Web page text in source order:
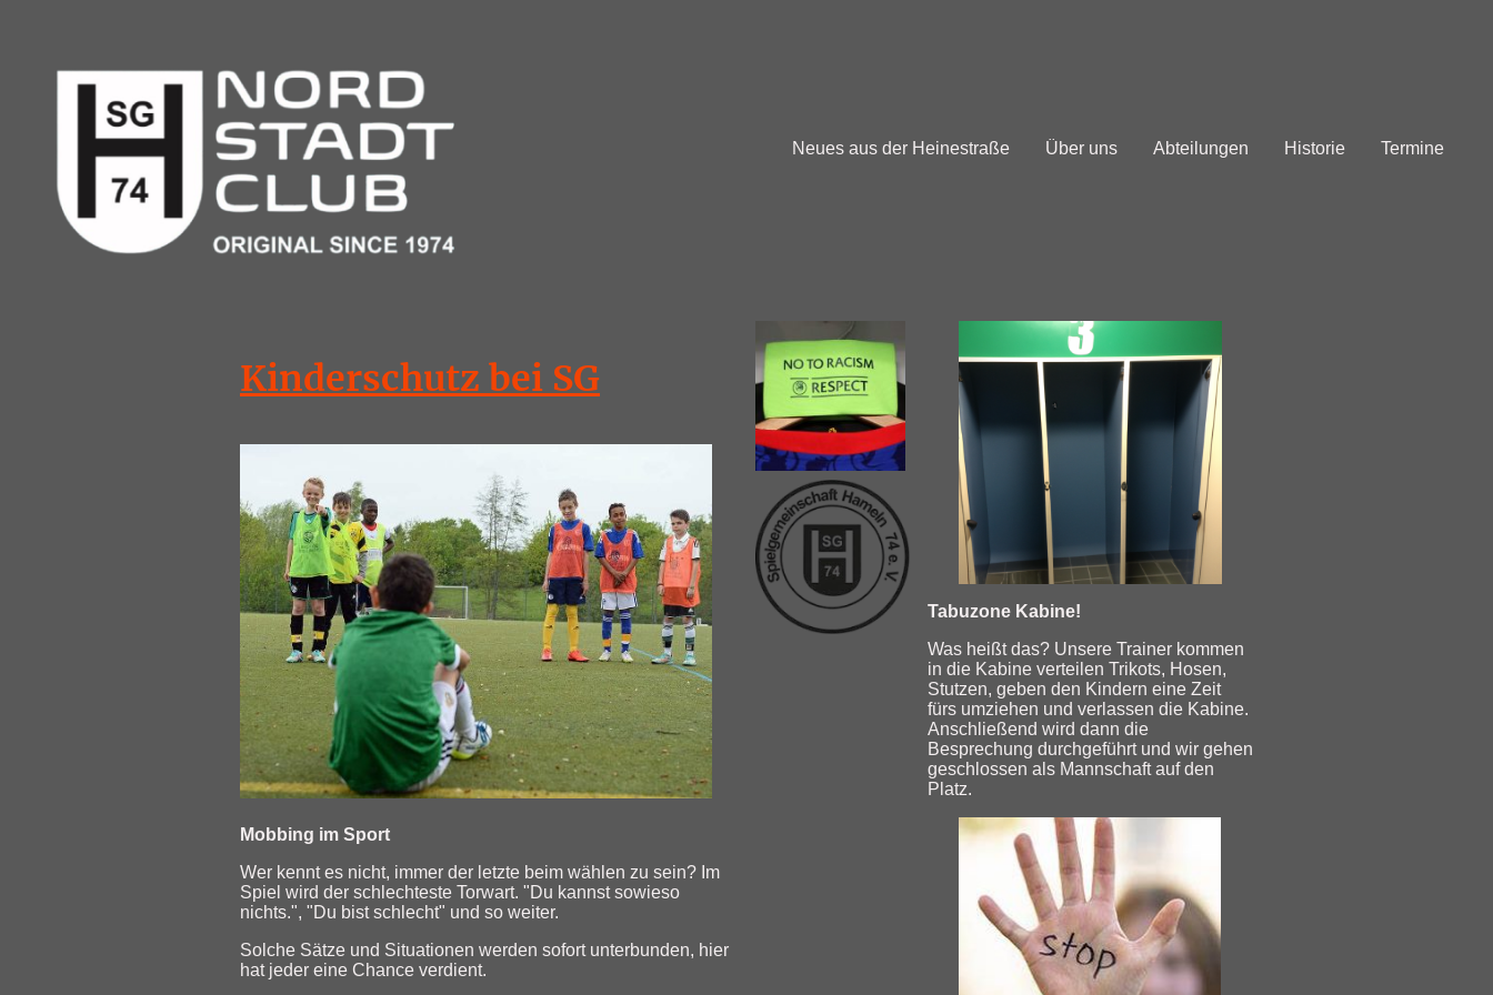
Neues aus der Heinestraße Über uns Abteilungen Historie Termine
Kinderschutz bei SG
Mobbing im Sport
Wer kennt es nicht, immer der letzte beim wählen zu sein? Im
Spiel wird der schlechteste Torwart. "Du kannst sowieso
nichts.", "Du bist schlecht" und so weiter.
Solche Sätze und Situationen werden sofort unterbunden, hier
hat jeder eine Chance verdient.
Tabuzone Kabine!
Was heißt das? Unsere Trainer kommen
in die Kabine verteilen Trikots, Hosen,
Stutzen, geben den Kindern eine Zeit
fürs umziehen und verlassen die Kabine.
Anschließend wird dann die
Besprechung durchgeführt und wir gehen
geschlossen als Mannschaft auf den
Platz.